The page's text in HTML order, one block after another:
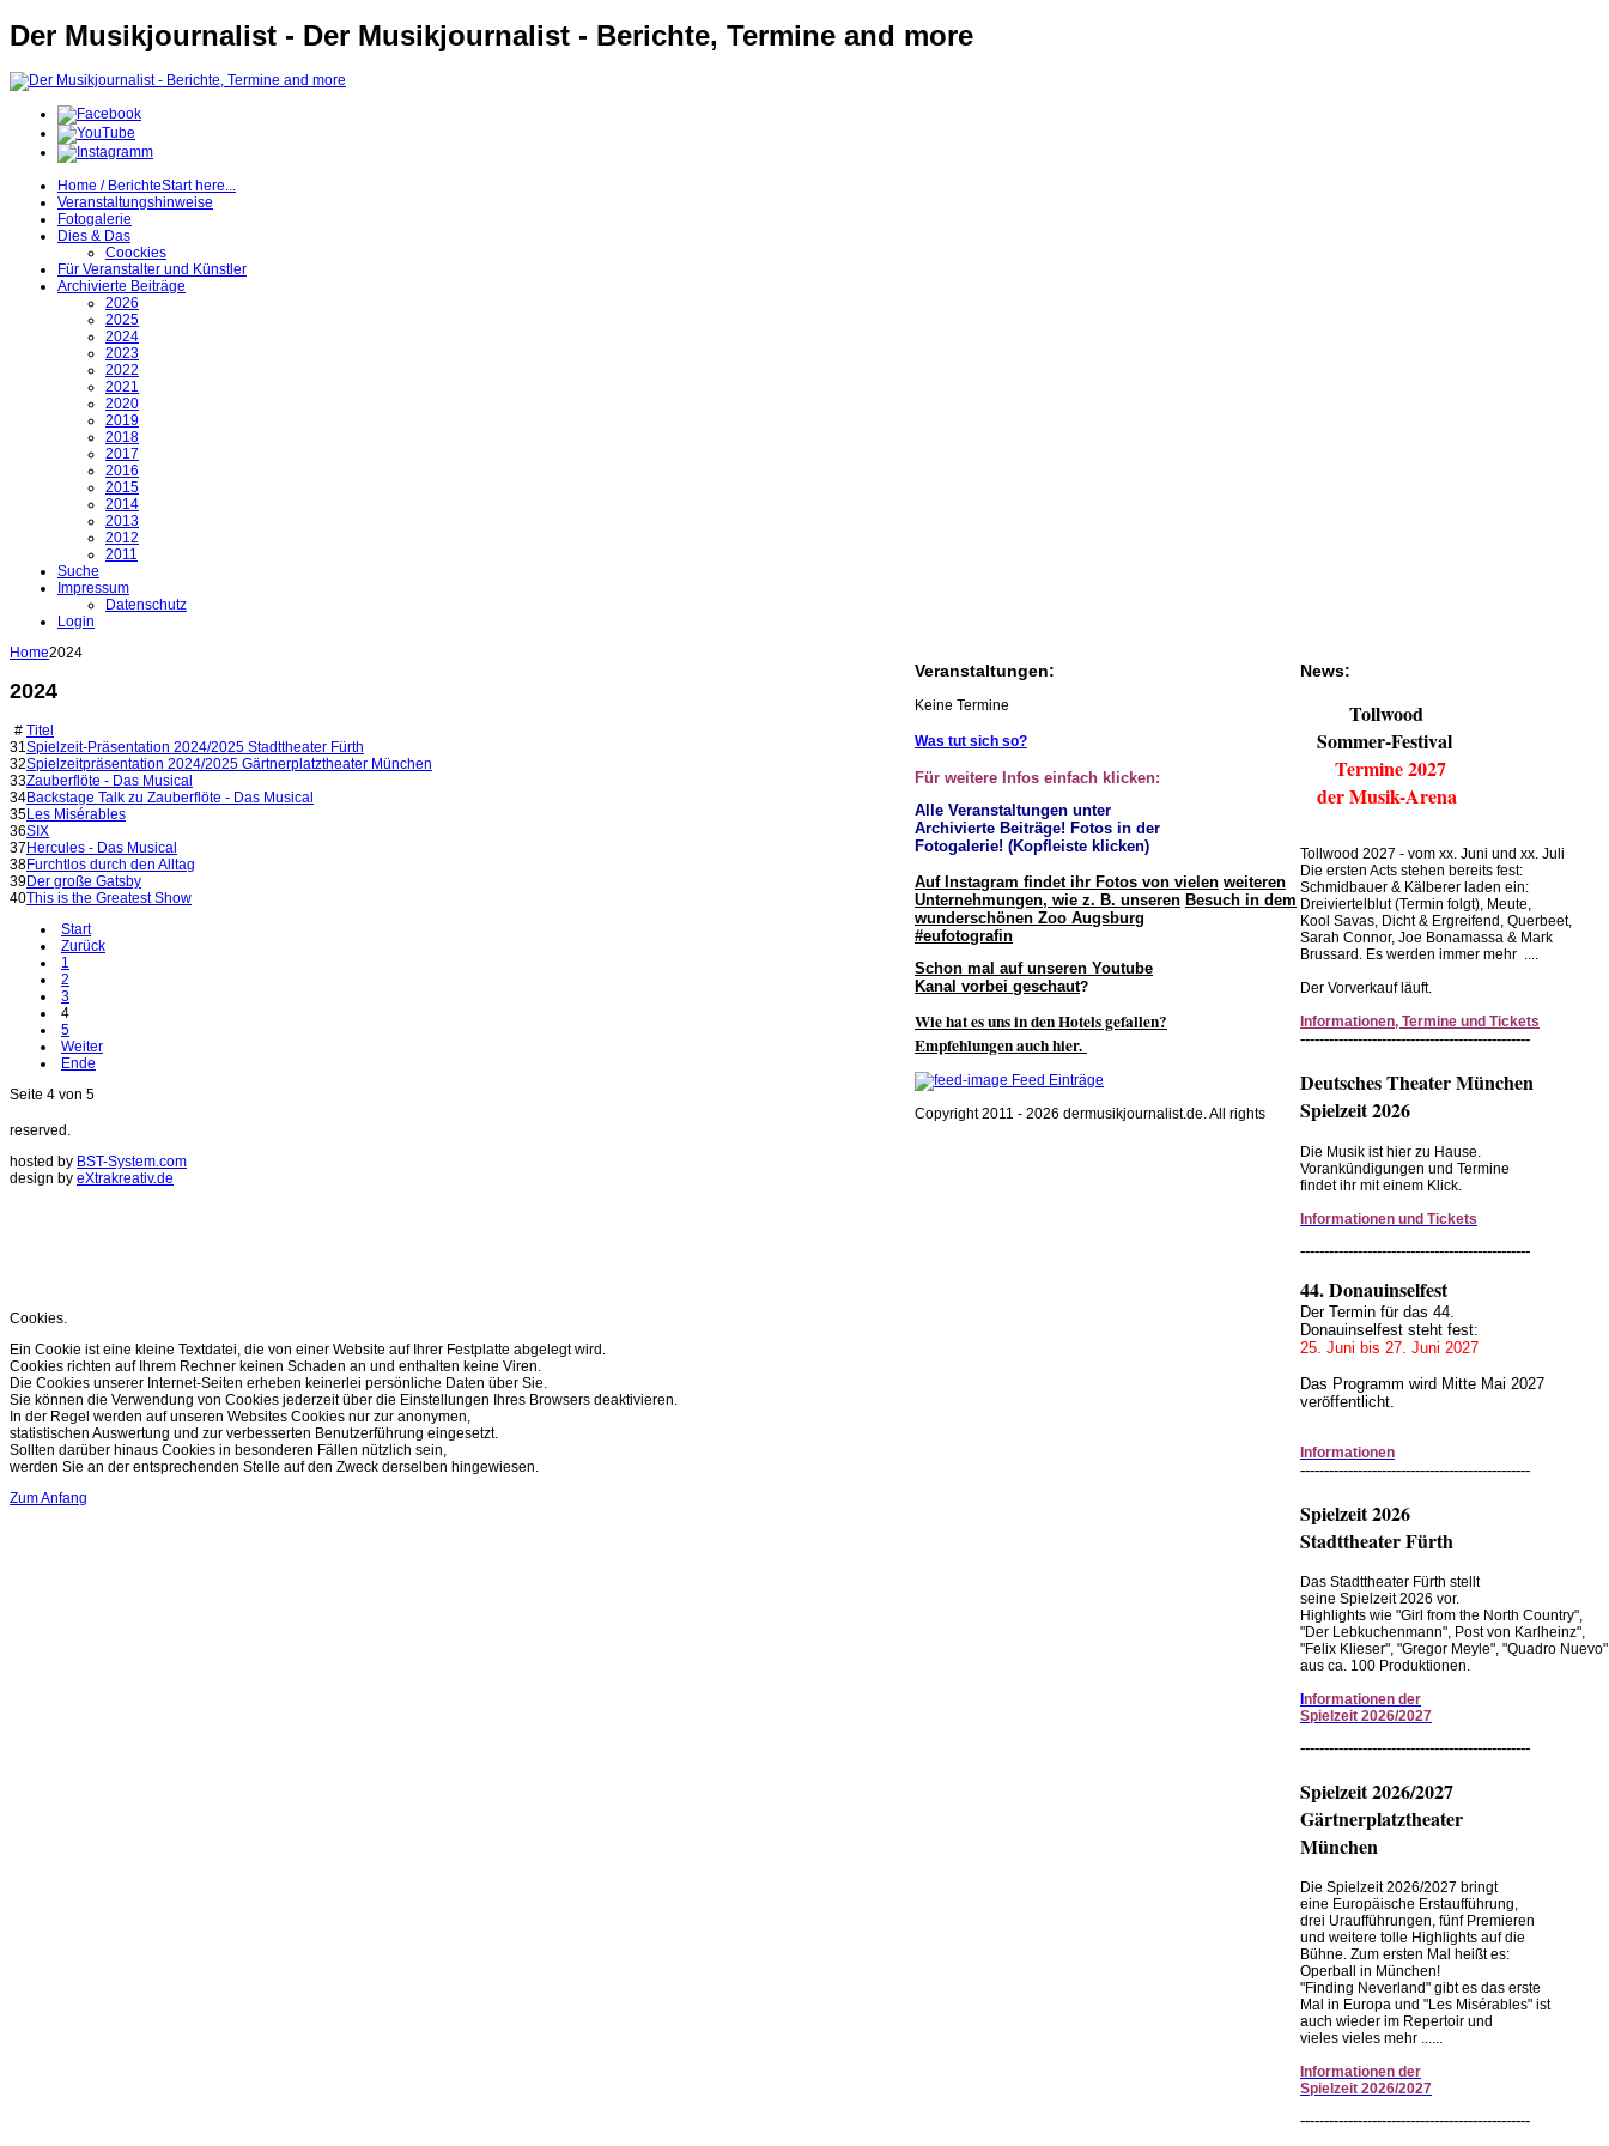
Der Musikjournalist - Der Musikjournalist - Berichte, Termine and more
Home / BerichteStart here...
Veranstaltungshinweise
Fotogalerie
Dies & Das
Coockies
Für Veranstalter und Künstler
Archivierte Beiträge
2026
2025
2024
2023
2022
2021
2020
2019
2018
2017
2016
2015
2014
2013
2012
2011
Suche
Impressum
Datenschutz
Login
Home2024
2024
# Titel
31Spielzeit-Präsentation 2024/2025 Stadttheater Fürth
32Spielzeitpräsentation 2024/2025 Gärtnerplatztheater München
33Zauberflöte - Das Musical
34Backstage Talk zu Zauberflöte - Das Musical
35Les Misérables
36SIX
37 Hercules - Das Musical
38Furchtlos durch den Alltag
39Der große Gatsby
40This is the Greatest Show
Start
Zurück
1
2
3
4
5
Weiter
Ende
Seite 4 von 5
Veranstaltungen:
Keine Termine
Was tut sich so?
Für weitere Infos einfach klicken:
Alle Veranstaltungen unter
Archivierte Beiträge! Fotos in der
Fotogalerie! (Kopfleiste klicken)
Auf Instagram findet ihr Fotos von vielen weiteren
Unternehmungen, wie z. B. unseren Besuch in dem
wunderschönen Zoo Augsburg
#eufotografin
Schon mal auf unseren Youtube
Kanal vorbei geschaut?
Wie hat es uns in den Hotels gefallen?
Empfehlungen auch hier.
News:
Tollwood
Sommer-Festival
Termine 2027
der Musik-Arena
Tollwood 2027 - vom xx. Juni und xx. Juli
Die ersten Acts stehen bereits fest:
Schmidbauer & Kälberer laden ein:
Dreiviertelblut (Termin folgt), Meute,
Kool Savas, Dicht & Ergreifend, Querbeet,
Sarah Connor, Joe Bonamassa & Mark
Brussard. Es werden immer mehr ....
Der Vorverkauf läuft.
Informationen, Termine und Tickets
------------------------------------------------
Deutsches Theater München
Spielzeit 2026
Die Musik ist hier zu Hause.
Vorankündigungen und Termine
findet ihr mit einem Klick.
Informationen und Tickets
------------------------------------------------
44. Donauinselfest
Der Termin für das 44.
Donauinselfest steht fest:
25. Juni bis 27. Juni 2027
Das Programm wird Mitte Mai 2027
veröffentlicht.
Informationen
------------------------------------------------
Spielzeit 2026
Stadttheater Fürth
Das Stadttheater Fürth stellt
seine Spielzeit 2026 vor.
Highlights wie "Girl from the North Country",
"Der Lebkuchenmann", Post von Karlheinz",
"Felix Klieser", "Gregor Meyle", "Quadro Nuevo"
aus ca. 100 Produktionen.
Informationen der
Spielzeit 2026/2027
------------------------------------------------
Spielzeit 2026/2027
Gärtnerplatztheater
München
Die Spielzeit 2026/2027 bringt
eine Europäische Erstaufführung,
drei Uraufführungen, fünf Premieren
und weitere tolle Highlights auf die
Bühne. Zum ersten Mal heißt es:
Operball in München!
"Finding Neverland" gibt es das erste
Mal in Europa und "Les Misérables" ist
auch wieder im Repertoir und
vieles vieles mehr ......
Informationen der
Spielzeit 2026/2027
------------------------------------------------
Feed Einträge
Copyright 2011 - 2026 dermusikjournalist.de. All rights
reserved.
hosted by BST-System.com
design by eXtrakreativ.de
Cookies.
Ein Cookie ist eine kleine Textdatei, die von einer Website auf Ihrer Festplatte abgelegt wird.
Cookies richten auf Ihrem Rechner keinen Schaden an und enthalten keine Viren.
Die Cookies unserer Internet-Seiten erheben keinerlei persönliche Daten über Sie.
Sie können die Verwendung von Cookies jederzeit über die Einstellungen Ihres Browsers deaktivieren.
In der Regel werden auf unseren Websites Cookies nur zur anonymen,
statistischen Auswertung und zur verbesserten Benutzerführung eingesetzt.
Sollten darüber hinaus Cookies in besonderen Fällen nützlich sein,
werden Sie an der entsprechenden Stelle auf den Zweck derselben hingewiesen.
Zum Anfang